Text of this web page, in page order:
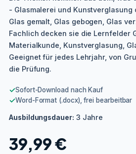
- Glasmalerei und Kunstverglasung
Glas gemalt, Glas gebogen, Glas
Fachlich decken sie die Lernfelder
Materialkunde, Kunstverglasung,
Geeignet für jedes Lehrjahr, von
die Prüfung.
✓Sofort-Download nach Kauf
✓Word-Format (.docx), frei bearbeitbar
Ausbildungsdauer: 3 Jahre
39,99€